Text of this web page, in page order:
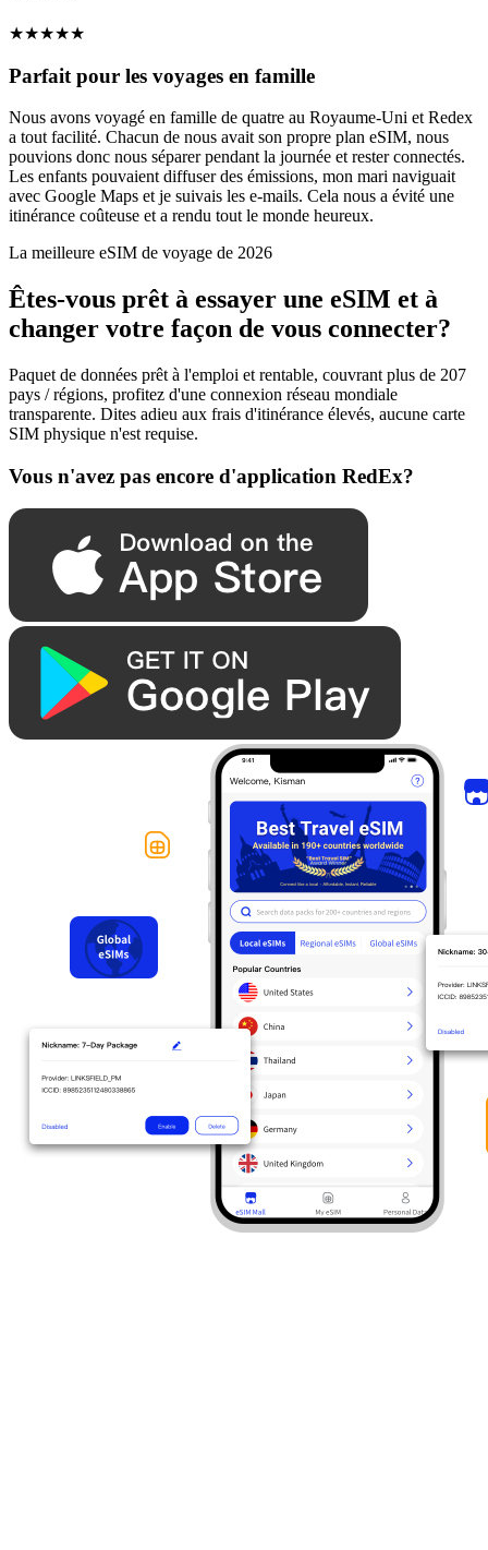
★★★★★
Parfait pour les voyages en famille
Nous avons voyagé en famille de quatre au Royaume-Uni et Redex
a tout facilité. Chacun de nous avait son propre plan eSIM, nous
pouvions donc nous séparer pendant la journée et rester connectés.
Les enfants pouvaient diffuser des émissions, mon mari naviguait
avec Google Maps et je suivais les e-mails. Cela nous a évité une
itinérance coûteuse et a rendu tout le monde heureux.
La meilleure eSIM de voyage de 2026
Êtes-vous prêt à essayer une eSIM et à
changer votre façon de vous connecter?
Paquet de données prêt à l'emploi et rentable, couvrant plus de 207
pays / régions, profitez d'une connexion réseau mondiale
transparente. Dites adieu aux frais d'itinérance élevés, aucune carte
SIM physique n'est requise.
Vous n'avez pas encore d'application RedEx?